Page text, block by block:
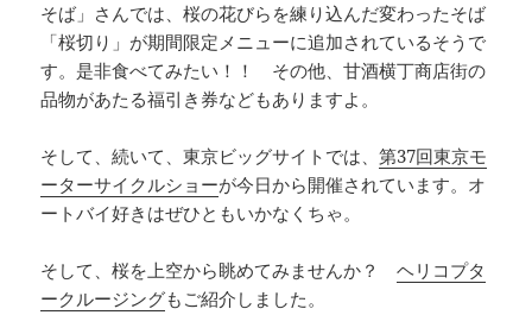
そば」さんでは、桜の花びらを練り込んだ変わったそば
「桜切り」が期間限定メニューに追加されているそうで
す。是非食べてみたい！！ その他、甘酒横丁商店街の
品物があたる福引き券などもありますよ。
そして、続いて、東京ビッグサイトでは、第37回東京モ
ーターサイクルショーが今日から開催されています。オ
ートバイ好きはぜひともいかなくちゃ。
そして、桜を上空から眺めてみませんか？ヘリコプタ
ークルージングもご紹介しました。